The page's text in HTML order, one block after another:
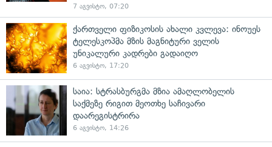
7 აგვისტო, 07:20
ქართველი ფიზიკოსის ახალი კვლევა: ინოუეს
ტელესკოპმა მზის მაგნიტური ველის
უნიკალური კადრები გადაიღო
6 აგვისტო, 17:20
საია: სტრასბურგმა მზია ამაღლობელის
საქმეზე რიგით მეოთხე საჩივარი
დაარეგისტრირა
6 აგვისტო, 14:26